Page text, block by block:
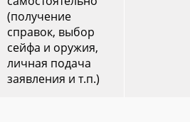
(получение
справок, выбор
сейфа и оружия,
личная подача
заявления и т.п.)